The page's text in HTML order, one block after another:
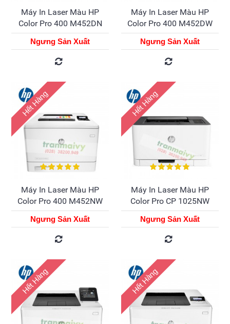
Máy In Laser Màu HP
Color Pro 400 M452DN
Ngưng Sản Xuất
Máy In Laser Màu HP
Color Pro 400 M452DW
Ngưng Sản Xuất
Hết Hàng
Máy In Laser Màu HP
Color Pro 400 M452NW
Ngưng Sản Xuất
Hết Hàng
Máy In Laser Màu HP
Color Pro CP 1025NW
Ngưng Sản Xuất
Hết Hàng Hết Hàng